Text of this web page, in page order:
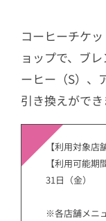
コーヒーチケ
ョップで、ブ
ーヒー（S）、
引き換えができ
【利用対象店
【利用可能
31日（金）
※各店舗メニ